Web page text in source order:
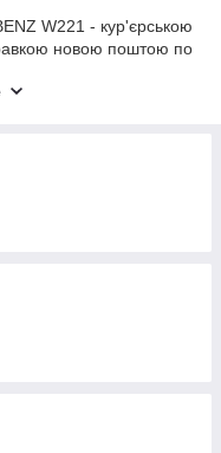
W221 - кур'єрською
новою поштою по
до MERCEDES-BENZ
і за ці роки у нас
- передзвоніть нам, і
Вам з вибором
для автомобілів